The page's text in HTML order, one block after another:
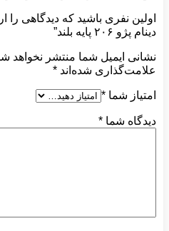
اولین نفری باشید که دیدگاهی را
دینام پژو ۲۰۶ پایه بلند”
نشانی ایمیل شما منتشر نخواهد
علامت‌گذاری شده‌اند *
امتیاز شما *
دیدگاه شما *